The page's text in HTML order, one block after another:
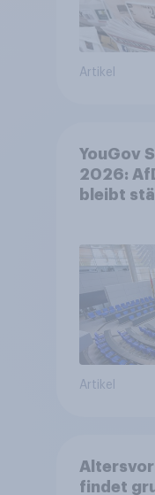
Artikel
YouGov
2026:
bleibt
Artikel
findet